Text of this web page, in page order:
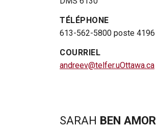
TÉLÉPHONE
613-562-5800 poste 4196
COURRIEL
andreev@telfer.uOttawa.ca
SARAH BEN AMOR